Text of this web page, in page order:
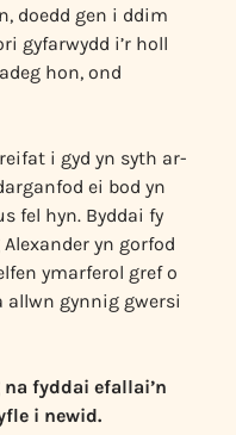
doedd gen i ddim
gyfarwydd i’r holl
hon, ond
i gyd yn syth ar-
ei bod yn
fel hyn. Byddai fy
yn gorfod
ymarferol gref o
allwn gynnig gwersi
fyddai efallai’n
i newid.